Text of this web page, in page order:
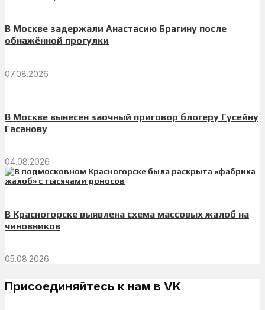
В Москве задержали Анастасию Брагину после
обнажённой прогулки
07.08.2026
В Москве вынесен заочный приговор блогеру Гусейну
Гасанову
04.08.2026
В Красногорске выявлена схема массовых жалоб на
чиновников
05.08.2026
Присоединяйтесь к нам в VK